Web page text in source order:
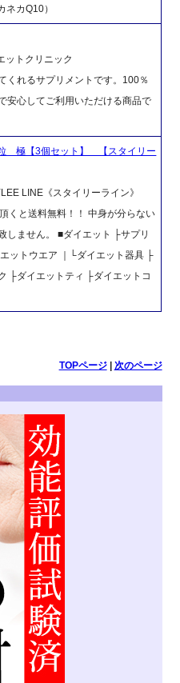
カQ10）
トクリニック
くれるサプリメントです。100％
安心してご利用いただける商品で
極【3個セット】 【スタイリー
LINE《スタイリーライン》
くと送料無料！！ 中身が分らない
しません。 ■ダイエット ├サプリ
ットウエア ｜└ダイエット器具 ├
├ダイエットティ ├ダイエットコ
TOPページ| 次のページ